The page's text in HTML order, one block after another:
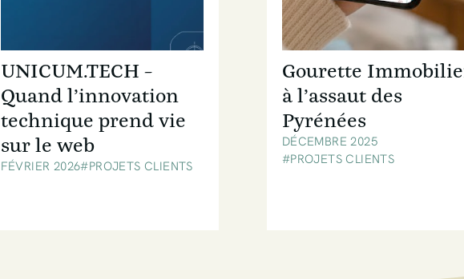
UNICUM.TECH –
Quand l’innovation
technique prend vie
sur le web
FÉVRIER 2026#PROJETS CLIENTS
Gourette
à l’assaut des
Pyrénées
DÉCEMBRE 2025
#PROJETS CLIENTS